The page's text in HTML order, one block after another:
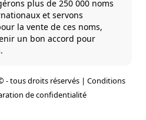
plus de 250 000 noms
et servons
la vente de ces noms,
un bon accord pour
- tous droits réservés | Conditions
de confidentialité